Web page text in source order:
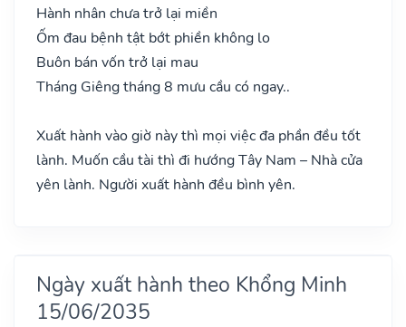
Hành nhân chưa trở lại miền
Ốm đau bệnh tật bớt phiền không lo
Buôn bán vốn trở lại mau
Tháng Giêng tháng 8 mưu cầu có ngay..
Xuất hành vào giờ này thì mọi việc đa phần đều tốt
lành. Muốn cầu tài thì đi hướng Tây Nam – Nhà cửa
yên lành. Người xuất hành đều bình yên.
Ngày xuất hành theo Khổng Minh
15/06/2035